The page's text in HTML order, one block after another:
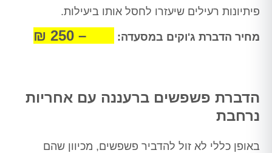
פיתיונות רעילים שיעזרו לחסל אותו ביעילות.
מחיר הדברת ג'וקים במסעדה:
הדברת פשפשים ברעננה עם אחריות
נרחבת
באופן כללי לא זול להדביר פשפשים, מכיוון שהם